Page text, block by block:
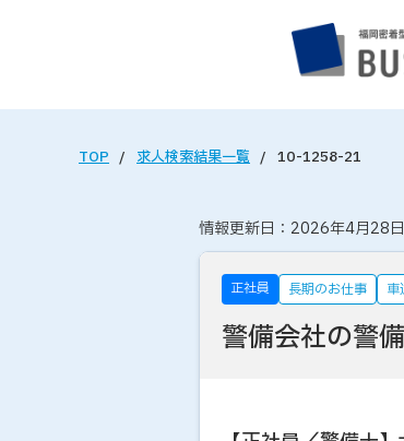
TOP 求人検索結果一覧 10-1258-21
情報更新日：2026年4月28日
正社員 長期のお仕事 車
警備会社の警